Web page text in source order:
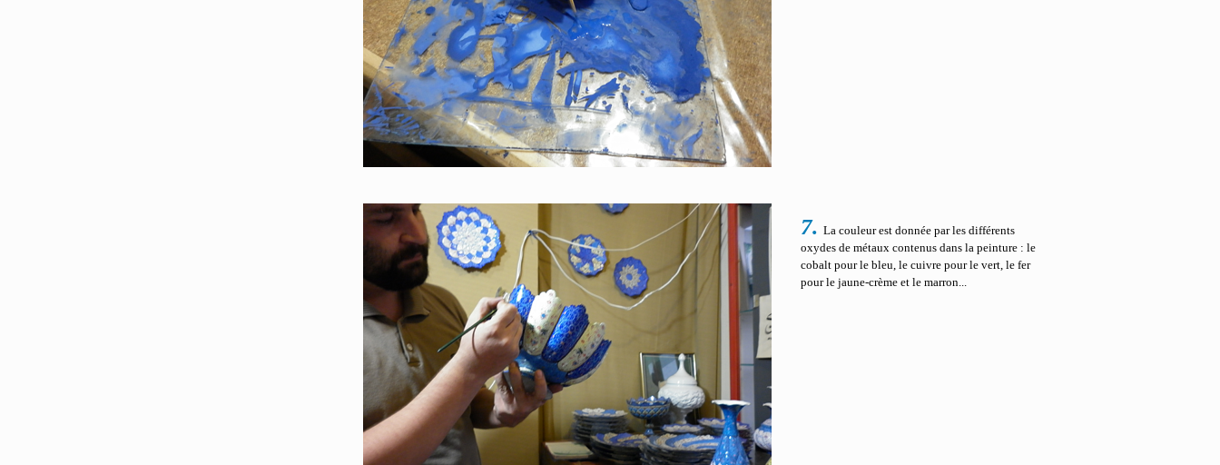
7. La couleur est donnée par les différents
oxydes de métaux contenus dans la peinture : le
cobalt pour le bleu, le cuivre pour le vert, le fer
pour le jaune-crème et le marron...